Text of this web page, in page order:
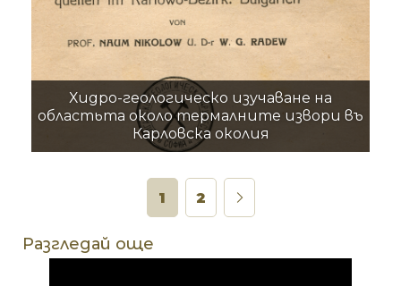
Хидро-геологическо изучаване на
областьта около термалните извори въ
Карловска околия
1 2
Разгледай още